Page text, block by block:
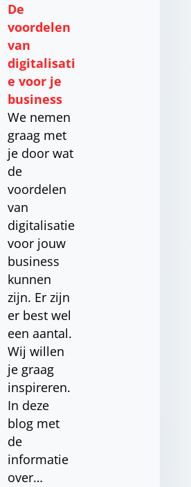
De
voordelen
van
digitalisati
e voor je
business
We nemen
graag met
je door wat
de
voordelen
van
digitalisatie
voor jouw
business
kunnen
zijn. Er zijn
er best wel
een aantal.
Wij willen
je graag
inspireren.
In deze
blog met
de
informatie
over…